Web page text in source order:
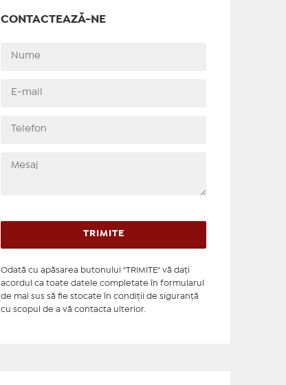
CONTACTEAZĂ-NE
Odată cu apăsarea butonului "TRIMITE" vă daţi
acordul ca toate datele completate în formularul
de mai sus să fie stocate în condiţii de siguranţă
cu scopul de a vă contacta ulterior.